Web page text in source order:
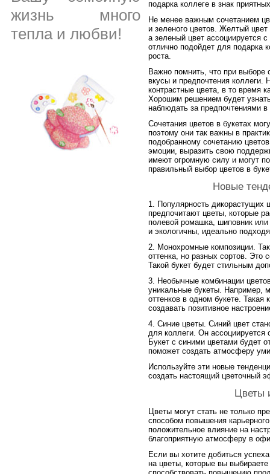
жизнь много
тепла и любви!
подарка коллеге в знак
Не менее важным сочетанием
и зеленого цветов. Желтый
а зеленый цвет ассоциируется
отлично подойдет для подарка
роста.
Важно помнить, что при выборе
вкусы и предпочтения коллеги.
контрастные цвета, в то время
Хорошим решением будет
наблюдать за предпочтениями
Сочетания цветов в букетах
поэтому они так важны в
подобранному сочетанию
эмоции, выразить свою
имеют огромную силу и могут
правильный выбор цветов в
Новые
1. Популярность
предпочитают цветы, которые
полевой ромашка, шиповник
и экологичны, идеально
2. Монохромные композиции.
оттенка, но разных сортов. Это
Такой букет будет стильным
3. Необычные комбинации
уникальные букеты. Например,
оттенков в одном букете. Такая
создавать позитивное
4. Синие цветы. Синий цвет
для коллеги. Он ассоциируется
Букет с синими цветами будет
поможет создать атмосферу
Используйте эти новые
создать настоящий цветочный
Цветы
Цветы могут стать не только
способом повышения
положительное влияние на
благоприятную атмосферу в
Если вы хотите добиться
на цветы, которые вы